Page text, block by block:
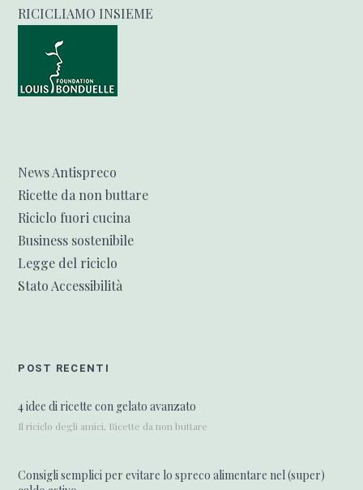
RICICLIAMO INSIEME
News Antispreco
Ricette da non buttare
Riciclo fuori cucina
Business sostenibile
Legge del riciclo
Stato Accessibilità
POST RECENTI
4 idee di ricette con gelato avanzato
Il riciclo degli amici, Ricette da non buttare
Consigli semplici per evitare lo spreco alimentare nel (super)